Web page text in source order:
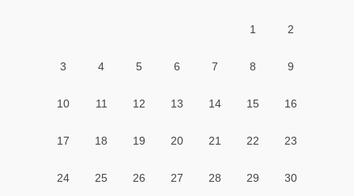
1 2
3 4 5 6 7 8 9
10 11 12 13 14 15 16
17 18 19 20 21 22 23
24 25 26 27 28 29 30